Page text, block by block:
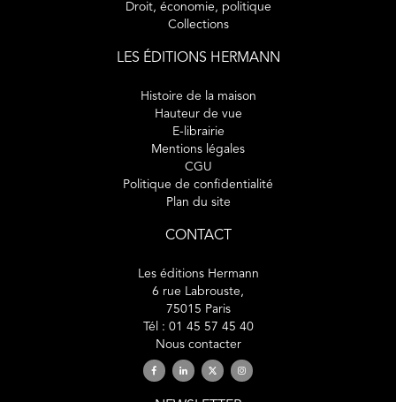
Droit, économie, politique
Collections
LES ÉDITIONS HERMANN
Histoire de la maison
Hauteur de vue
E-librairie
Mentions légales
CGU
Politique de confidentialité
Plan du site
CONTACT
Les éditions Hermann
6 rue Labrouste,
75015 Paris
Tél : 01 45 57 45 40
Nous contacter